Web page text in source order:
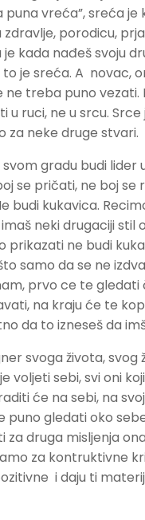
vreća”, sreća je
zdravlje, porodicu,
kada nađeš svoju
to je sreća. A novac,
ne treba puno vezati.
u ruci, ne u srcu. Srce
za neke druge stvari.
svom gradu budi lider
se pričati, ne boj se
budi kukavica.
neki drugaciji stil
prikazati ne budi
samo da se ne
prvo ce te gledati
na kraju će te
da to izneseš da
svoga života, svog
voljeti sebi, svi oni
će na sebi, na
puno gledati oko
za druga misljenja
za kontruktivne
i daju ti